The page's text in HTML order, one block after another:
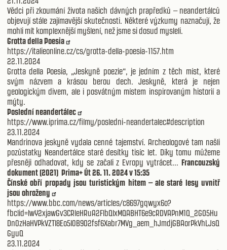
Vědci při zkoumání života našich dávných prapředků – neandertálců
objevují stále zajímavější skutečnosti. Některé výzkumy naznačují, že
mohli mít komplexnější myšlení, než jsme si dosud mysleli.
Grotta della Poesia
https://italieonline.cz/cs/grotta-della-poesia-1157.htm
22.11.2024
Grotta della Poesia, „Jeskyně poezie“, je jedním z těch míst, které
svým názvem a krásou berou dech. Jeskyně, která je nejen
geologickým divem, ale i posvátným místem inspirovaným historií a
mýty.
Poslední neandertálec
https://www.iprima.cz/filmy/posledni-neandertalec#description
23.11.2024
Mandrinova jeskyně vydala cenné tajemství. Archeologové tam našli
pozůstatky Neandertálce staré desítky tisíc let. Díky tomu můžeme
přesněji odhadovat, kdy se začali z Evropy vytrácet... Francouzský
dokument (2021) Prima+ Út 26. 11. 2024 v 15:35
Čínské obří propady jsou turistickým hitem – ale staré lesy uvnitř
jsou ohroženy
https://www.bbc.com/news/articles/c8697gqwyx6o?
fbclid=IwY2xjawGv3CRleHRuA2FlbQIxMQABHT6e9cRDVAPnM1Q_2GO5Hu
Dn0zHaHVPkVZTl8Eo5I0B9O2fsf6Xabr7MVg_aem_hJmdjGBAorPkVhLJsQ
GyuQ
23.11.2024